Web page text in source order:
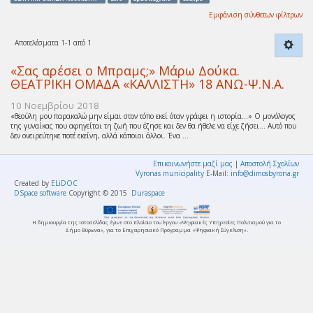
Εμφάνιση σύνθετων φίλτρων
Αποτελέσματα 1-1 από 1
«Σας αρέσει ο Μπραμς;» Μάρω Δούκα.
ΘΕΑΤΡΙΚΗ ΟΜΑΔΑ «ΚΑΛΛΙΣΤΗ» 18 ΑΝΩ-Ψ.Ν.Α.
10 Νοεμβρίου 2018
«θεούλη μου παρακαλώ μην είμαι στον τόπο εκεί όταν γράφει η ιστορία…» Ο μονόλογος
της γυναίκας που αφηγείται τη ζωή που έζησε και δεν θα ήθελε να είχε ζήσει… Αυτό που
δεν ονειρεύτηκε ποτέ εκείνη, αλλά κάποιοι άλλοι. Ένα ...
Επικοινωνήστε μαζί μας | Αποστολή Σχολίων
Vyronas municipality E-Mail: info@dimosbyrona.gr
Created by ELiDOC
DSpace software Copyright © 2015 Duraspace
Η δημιουργία της Ιστοσελίδας έγινε στο πλαίσιο του Έργου «Ψηφιακές Υπηρεσίες Πολιτισμού για το
Δήμο Βύρωνα», για το Επιχειρησιακό Πρόγραμμα «Ψηφιακή Σύγκλιση».